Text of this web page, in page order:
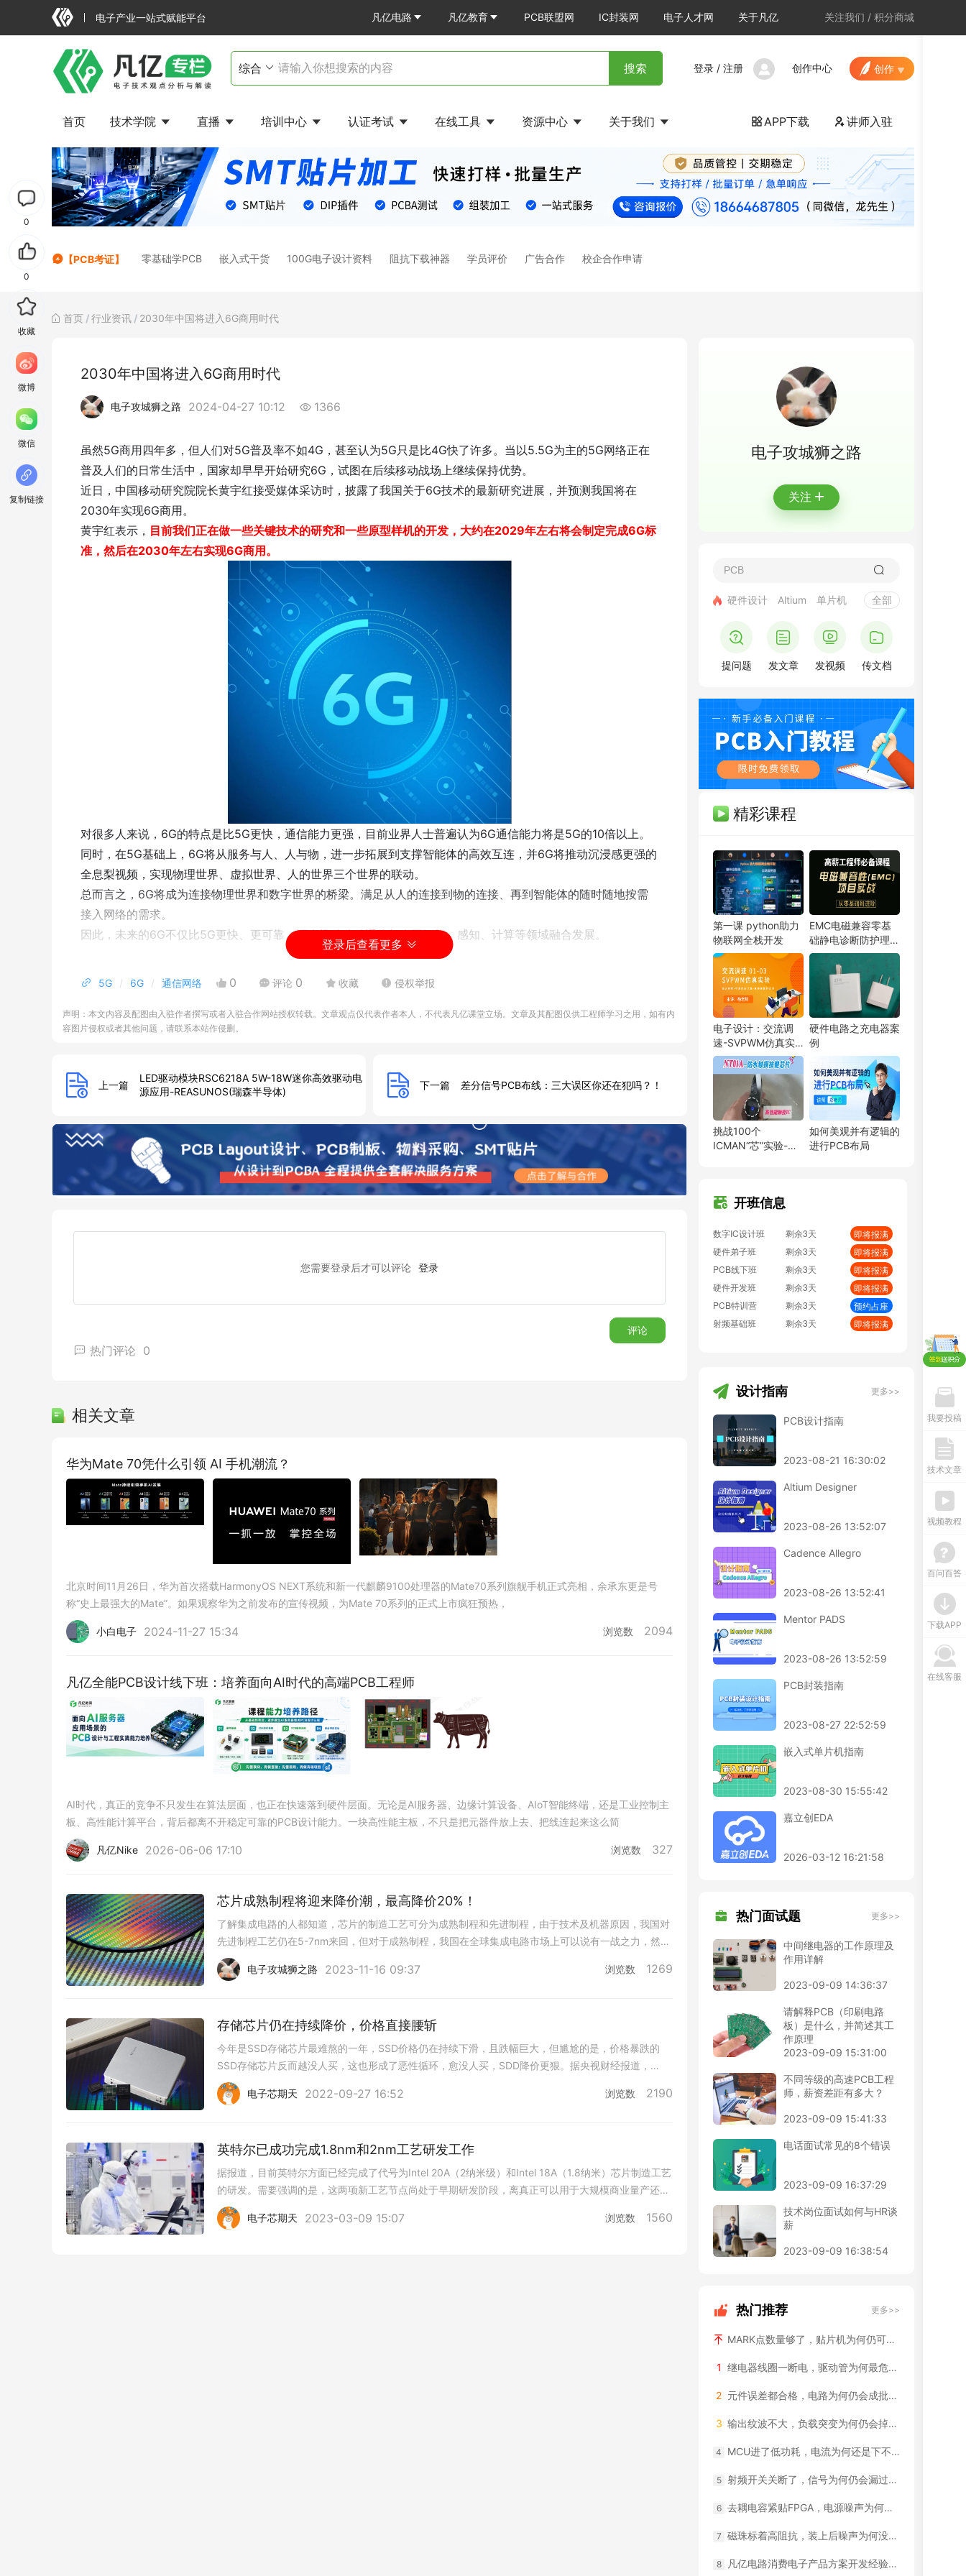
0
0
收藏
微博
微信
复制链接
电子产业一站式赋能平台 凡亿电路 凡亿教育 PCB联盟网 IC封装网 电子人才网 关于凡亿 关注我们 / 积分商城
搜索 登录 / 注册 创作中心 创作
首页 技术学院 直播 培训中心 认证考试 在线工具 资源中心 关于我们 APP下载 讲师入驻
【PCB考证】 零基础学PCB 嵌入式干货 100G电子设计资料 阻抗下载神器 学员评价 广告合作 校企合作申请
首页 /行业资讯 / 2030年中国将进入6G商用时代
2030年中国将进入6G商用时代
电子攻城狮之路 2024-04-27 10:12 1366
虽然5G商用四年多，但人们对5G普及率不如4G，甚至认为5G只是比4G快了许多。当以5.5G为主的5G网络正在
普及人们的日常生活中，国家却早早开始研究6G，试图在后续移动战场上继续保持优势。
近日，中国移动研究院院长黄宇红接受媒体采访时，披露了我国关于6G技术的最新研究进展，并预测我国将在
2030年实现6G商用。
黄宇红表示， 目前我们正在做一些关键技术的研究和一些原型样机的开发，大约在2029年左右将会制定完成6G标
准，然后在2030年左右实现6G商用。
对很多人来说，6G的特点是比5G更快，通信能力更强，目前业界人士普遍认为6G通信能力将是5G的10倍以上。
同时，在5G基础上，6G将从服务与人、人与物，进一步拓展到支撑智能体的高效互连，并6G将推动沉浸感更强的
全息梨视频，实现物理世界、虚拟世界、人的世界三个世界的联动。
总而言之，6G将成为连接物理世界和数字世界的桥梁。满足从人的连接到物的连接、再到智能体的随时随地按需
接入网络的需求。
因此，未来的6G不仅比5G更快、更可靠，还会推动移动通信与人工智能、感知、计算等领域融合发展。
登录后查看更多
5G 6G 通信网络 0 评论 0 收藏 侵权举报
声明：本文内容及配图由入驻作者撰写或者入驻合作网站授权转载。文章观点仅代表作者本人，不代表凡亿课堂立场。文章及其配图仅供工程师学习之用，如有内
容图片侵权或者其他问题，请联系本站作侵删。
上一篇
LED驱动模块RSC6218A 5W-18W迷你高效驱动电
源应用-REASUNOS(瑞森半导体)
下一篇 差分信号PCB布线：三大误区你还在犯吗？！
您需要登录后才可以评论 登录
评论
热门评论 0
相关文章
华为Mate 70凭什么引领 AI 手机潮流？
北京时间11月26日，华为首次搭载HarmonyOS NEXT系统和新一代麒麟9100处理器的Mate70系列旗舰手机正式亮相，余承东更是号
称“史上最强大的Mate”。如果观察华为之前发布的宣传视频，为Mate 70系列的正式上市疯狂预热，
小白电子 2024-11-27 15:34 浏览数 2094
凡亿全能PCB设计线下班：培养面向AI时代的高端PCB工程师
AI时代，真正的竞争不只发生在算法层面，也正在快速落到硬件层面。无论是AI服务器、边缘计算设备、AIoT智能终端，还是工业控制主
板、高性能计算平台，背后都离不开稳定可靠的PCB设计能力。一块高性能主板，不只是把元器件放上去、把线连起来这么简
凡亿Nike 2026-06-06 17:10 浏览数 327
芯片成熟制程将迎来降价潮，最高降价20%！
了解集成电路的人都知道，芯片的制造工艺可分为成熟制程和先进制程，由于技术及机器原因，我国对
先进制程工艺仍在5-7nm来回，但对于成熟制程，我国在全球集成电路市场上可以说有一战之力，然而
最近国内厂商可能不好过。近日，台媒爆料：成熟制程景园代工
电子攻城狮之路
2023-11-16 09:37 浏览数 1269
​存储芯片仍在持续降价，价格直接腰斩
今年是SSD存储芯片最难熬的一年，SSD价格仍在持续下滑，且跌幅巨大，但尴尬的是，价格暴跌的
SSD存储芯片反而越没人买，这也形成了恶性循环，愈没人买，SDD降价更狠。据央视财经报道，
2021年存储芯片由于矿卡热潮，价格持续上涨，今年反而价格
电子芯期天
2022-09-27 16:52 浏览数 2190
英特尔已成功完成1.8nm和2nm工艺研发工作
据报道，目前英特尔方面已经完成了代号为Intel 20A（2纳米级）和Intel 18A（1.8纳米）芯片制造工艺
的研发。需要强调的是，这两项新工艺节点尚处于早期研发阶段，离真正可以用于大规模商业量产还非
常遥远，一旦完善成熟之后，这两项工艺
电子芯期天
2023-03-09 15:07 浏览数 1560
电子攻城狮之路
关注 +
硬件设计 Altium 单片机 全部
提问题 发文章 发视频 传文档
精彩课程
第一课 python助力
物联网全栈开发
EMC电磁兼容零基
础静电诊断防护理论
与实战教程
电子设计：交流调
速-SVPWM仿真实
验 01-03课
硬件电路之充电器案
例
挑战100个
ICMAN“芯”实验-
如何美观并有逻辑的
进行PCB布局
开班信息
PCB弟子班 剩余3天
即将报满
单片机开发班
剩余3天
预约占座
ITOS特训班
剩余3天
即将报满
剩余3天
预约占座
数字IC设计班
剩余3天
即将报满
硬件弟子班
剩余3天
即将报满
PCB线下班
剩余3天
即将报满
硬件开发班
剩余3天
即将报满
PCB特训营
剩余3天
预约占座
射频基础班
剩余3天
即将报满
EMC加强班
剩余3天
预约占座
BMS特训营
剩余3天
即将报满
嵌入式特训营
剩余3天
预约占座
FPGA特训班
剩余3天
预约占座
ITOS特训班
数字IC设计班
剩余3天
即将报满
硬件弟子班
剩余3天
即将报满
PCB线下班
剩余3天
即将报满
硬件开发班
剩余3天
即将报满
PCB特训营
剩余3天
预约占座
射频基础班
剩余3天
即将报满
设计指南 更多>>
PCB设计指南
2023-08-21 16:30:02
Altium Designer
2023-08-26 13:52:07
Cadence Allegro
2023-08-26 13:52:41
Mentor PADS
2023-08-26 13:52:59
PCB封装指南
2023-08-27 22:52:59
嵌入式单片机指南
2023-08-30 15:55:42
嘉立创EDA
2026-03-12 16:21:58
热门面试题 更多>>
中间继电器的工作原理及
作用详解
2023-09-09 14:36:37
请解释PCB（印刷电路
板）是什么，并简述其工
作原理
2023-09-09 15:31:00
不同等级的高速PCB工程
师，薪资差距有多大？
2023-09-09 15:41:33
电话面试常见的8个错误
2023-09-09 16:37:29
技术岗位面试如何与HR谈
薪
2023-09-09 16:38:54
热门推荐 更多>>
MARK点数量够了，贴片机为何仍可能认不准？
1 继电器线圈一断电，驱动管为何最危险？
2 元件误差都合格，电路为何仍会成批越界？
3 输出纹波不大，负载突变为何仍会掉压？
4 MCU进了低功耗，电流为何还是下不去？
5 射频开关关断了，信号为何仍会漏过去？
6 去耦电容紧贴FPGA，电源噪声为何仍超标？
7 磁珠标着高阻抗，装上后噪声为何没降？
8 凡亿电路消费电子产品方案开发经验：智能硬件实战案例
我要投稿
技术文章
视频教程
百问百答
下载APP
在线客服